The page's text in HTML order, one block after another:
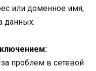
или доменное имя,
данных.
проблем в сетевой